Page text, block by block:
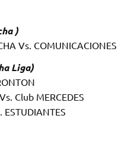
)
Vs. COMUNICACIONES
Liga)
Club MERCEDES
ESTUDIANTES